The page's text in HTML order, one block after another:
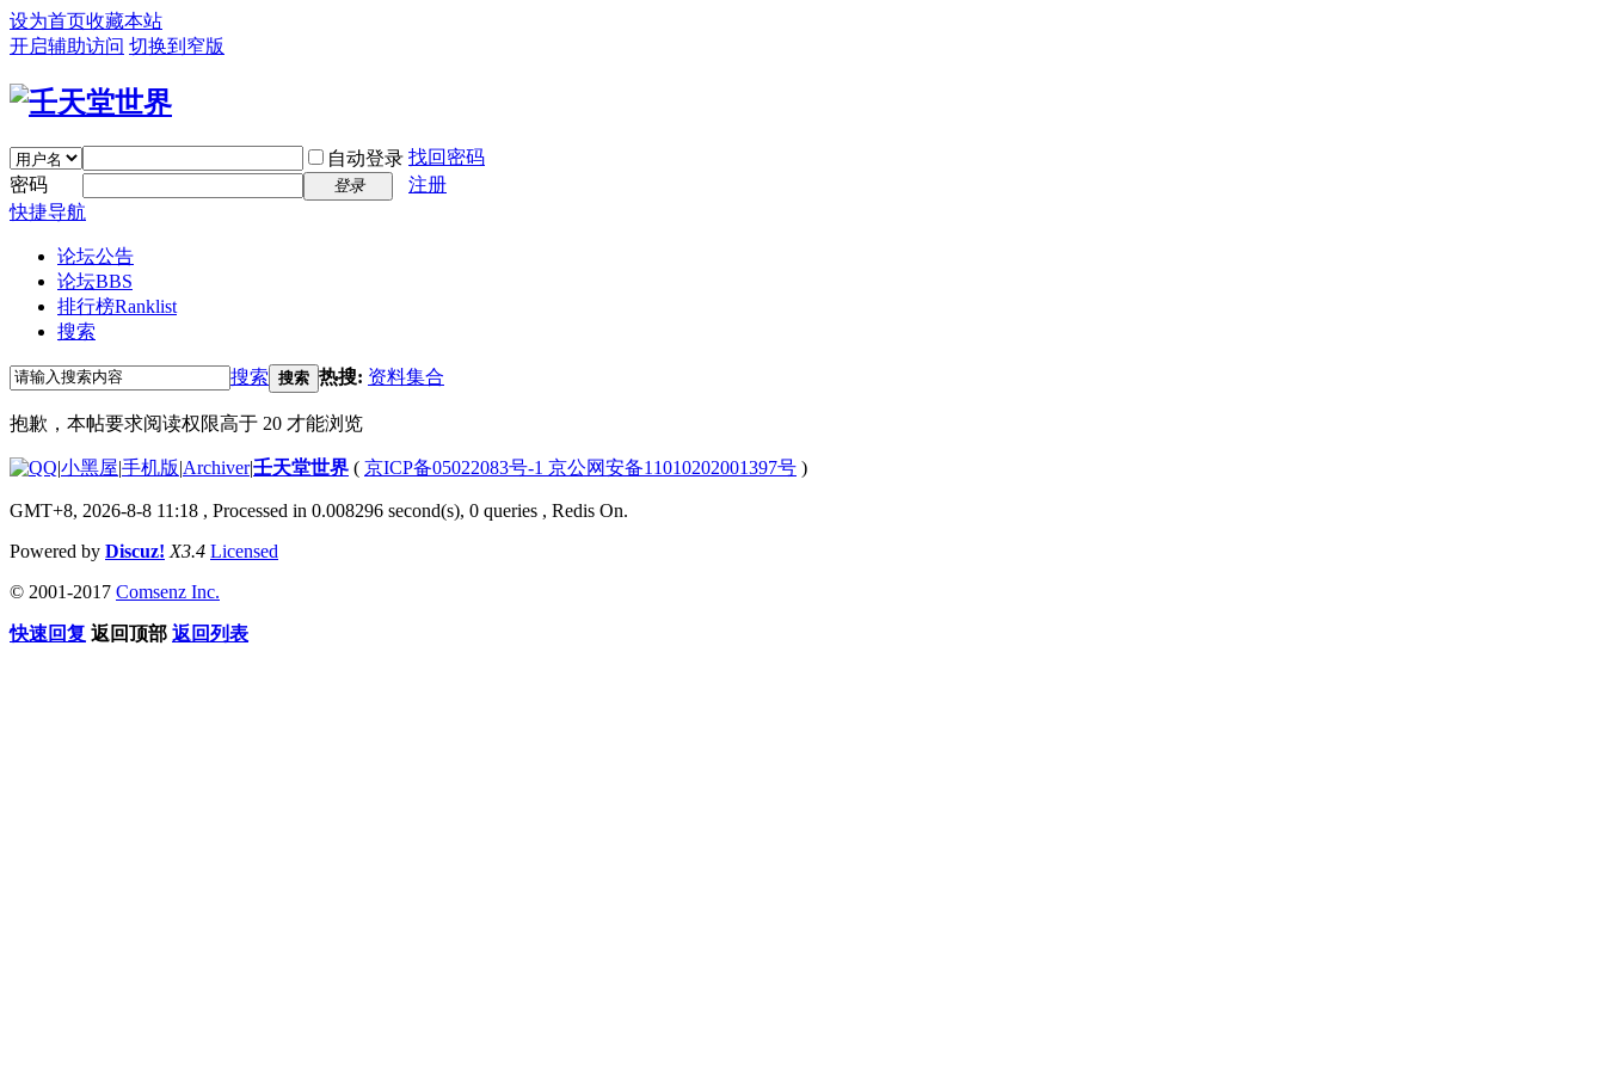
设为首页收藏本站
开启辅助访问 切换到窄版
自动登录 找回密码
密码
登录
注册
快捷导航
论坛公告
论坛BBS
排行榜Ranklist
搜索
搜索 搜索 热搜: 资料集合
抱歉，本帖要求阅读权限高于 20 才能浏览
|小黑屋|手机版|Archiver|壬天堂世界 ( 京ICP备05022083号-1 京公网安备11010202001397号 )
GMT+8, 2026-8-8 11:18 , Processed in 0.008296 second(s), 0 queries , Redis On.
Powered by Discuz! X3.4 Licensed
© 2001-2017 Comsenz Inc.
快速回复 返回顶部 返回列表